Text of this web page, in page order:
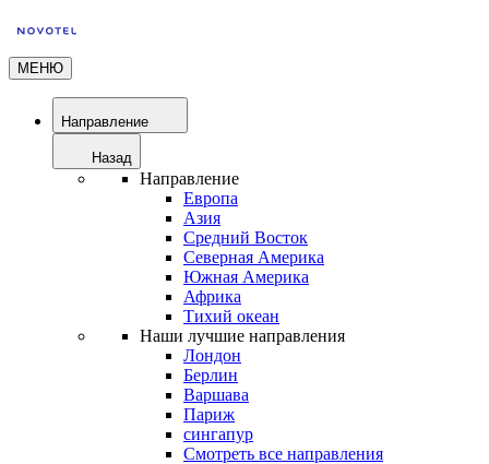
МЕНЮ
Направление
Назад
Направление
Европа
Азия
Средний Восток
Северная Америка
Южная Америка
Африка
Тихий океан
Наши лучшие направления
Лондон
Берлин
Варшава
Париж
сингапур
Смотреть все направления